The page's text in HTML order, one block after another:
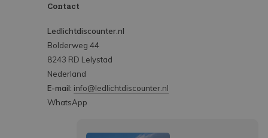
Contact
Ledlichtdiscounter.nl
Bolderweg 44
8243 RD Lelystad
Nederland
E-mail: info@ledlichtdiscounter.nl
WhatsApp